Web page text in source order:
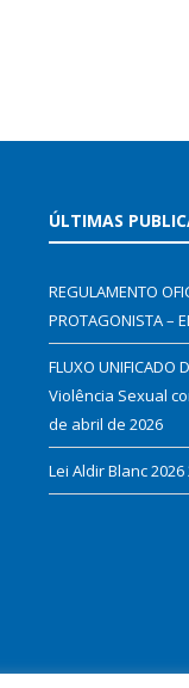
ÚLTIMAS
REGULAMENTO
PROTAGONISTA –
FLUXO UNIFICADO
Violência Sexual
de abril de 2026
Lei Aldir Blanc 2026